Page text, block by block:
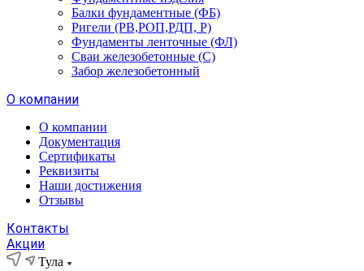
Балки фундаментные (ФБ)
Ригели (РВ,РОП,РДП, Р)
Фундаменты ленточные (ФЛ)
Сваи железобетонные (С)
Забор железобетонный
О компании
О компании
Документация
Сертификаты
Реквизиты
Наши достижения
Отзывы
Контакты
Акции
Тула